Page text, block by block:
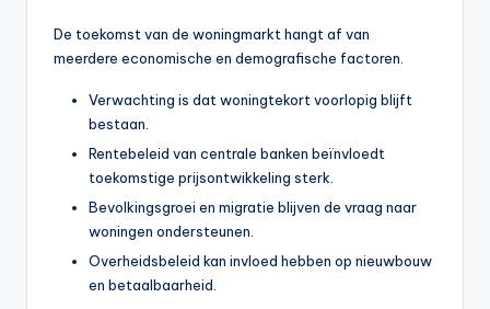
De toekomst van de woningmarkt hangt af van
meerdere economische en demografische factoren.
Verwachting is dat woningtekort voorlopig blijft
bestaan.
Rentebeleid van centrale banken beïnvloedt
toekomstige prijsontwikkeling sterk.
Bevolkingsgroei en migratie blijven de vraag naar
woningen ondersteunen.
Overheidsbeleid kan invloed hebben op nieuwbouw
en betaalbaarheid.